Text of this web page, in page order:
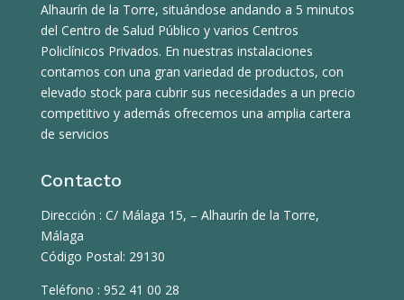
Alhaurín de la Torre, situándose andando a 5 minutos
del Centro de Salud Público y varios Centros
Policlínicos Privados. En nuestras instalaciones
contamos con una gran variedad de productos, con
elevado stock para cubrir sus necesidades a un precio
competitivo y además ofrecemos una amplia cartera
de servicios
Contacto
Dirección : C/ Málaga 15, – Alhaurín de la Torre,
Málaga
Código Postal: 29130
Teléfono : 952 41 00 28